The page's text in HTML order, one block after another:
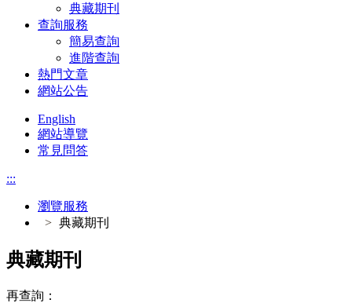
典藏期刊
查詢服務
簡易查詢
進階查詢
熱門文章
網站公告
English
網站導覽
常見問答
:::
瀏覽服務
典藏期刊
典藏期刊
再查詢：